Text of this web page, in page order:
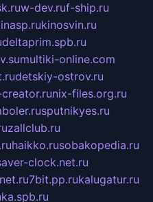
w-dev.ruf-ship.ru
kinosvin.ru
deltaprim.spb.ru
multiki-online.com
detskiy-ostrov.ru
nix-files.org.ru
sputnikyes.ru
zallclub.ru
haikko.rusobakopedia.ru
clock.net.ru
7bit.pp.rukalugatur.ru